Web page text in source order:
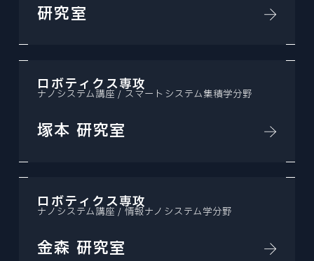
研究室
ロボティクス専攻
ナノシステム講座 / スマートシステム集積学分野
塚本 研究室
ロボティクス専攻
ナノシステム講座 / 情報ナノシステム学分野
金森 研究室